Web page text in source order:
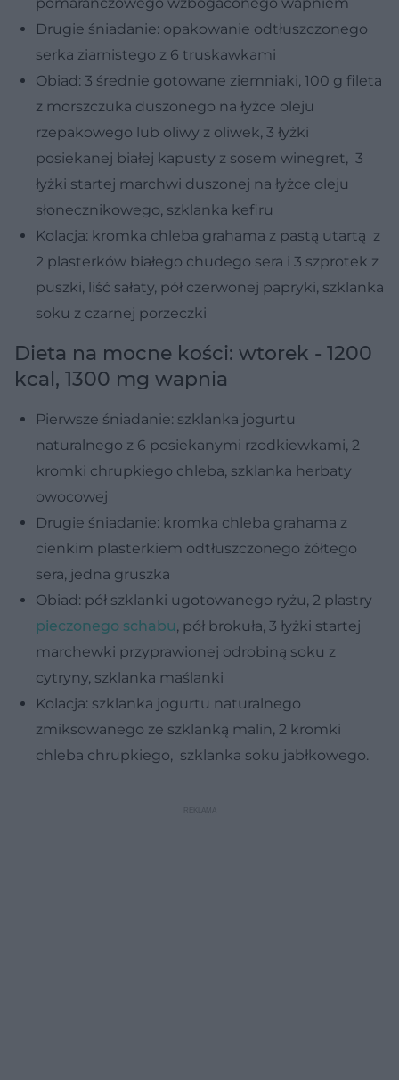
pomarańczowego wzbogaconego wapniem
Drugie śniadanie: opakowanie odtłuszczonego
serka ziarnistego z 6 truskawkami
Obiad: 3 średnie gotowane ziemniaki, 100 g fileta
z morszczuka duszonego na łyżce oleju
rzepakowego lub oliwy z oliwek, 3 łyżki
posiekanej białej kapusty z sosem winegret, 3
łyżki startej marchwi duszonej na łyżce oleju
słonecznikowego, szklanka kefiru
Kolacja: kromka chleba grahama z pastą utartą z
2 plasterków białego chudego sera i 3 szprotek z
puszki, liść sałaty, pół czerwonej papryki, szklanka
soku z czarnej porzeczki
Dieta na mocne kości: wtorek - 1200
kcal, 1300 mg wapnia
Pierwsze śniadanie: szklanka jogurtu
naturalnego z 6 posiekanymi rzodkiewkami, 2
kromki chrupkiego chleba, szklanka herbaty
owocowej
Drugie śniadanie: kromka chleba grahama z
cienkim plasterkiem odtłuszczonego żółtego
sera, jedna gruszka
Obiad: pół szklanki ugotowanego ryżu, 2 plastry
pieczonego schabu, pół brokuła, 3 łyżki startej
marchewki przyprawionej odrobiną soku z
cytryny, szklanka maślanki
Kolacja: szklanka jogurtu naturalnego
zmiksowanego ze szklanką malin, 2 kromki
chleba chrupkiego, szklanka soku jabłkowego.